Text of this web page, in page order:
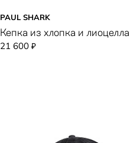
PAUL SHARK
Кепка из хлопка и лиоцелла
21 600 ₽